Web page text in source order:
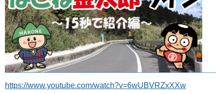
https://www.youtube.com/watch?v=6wUBVRZxXXw